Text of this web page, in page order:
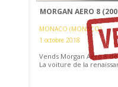
MORGAN AERO 8
MONACO (MONACO)
1 octobre 2018
Vends Morgan Aero 8 de
La voiture de la